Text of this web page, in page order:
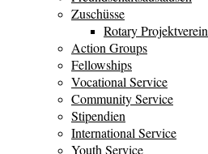
Zuschüsse
Rotary Projektverein
Action Groups
Fellowships
Vocational Service
Community Service
Stipendien
International Service
Youth Service